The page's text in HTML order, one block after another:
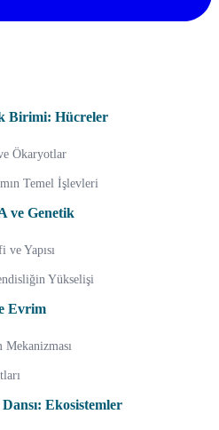
Birimi: Hücreler
Ökaryotlar
Temel İşlevleri
ve Genetik
ve Yapısı
Yükselişi
Evrim
Ekosistemler